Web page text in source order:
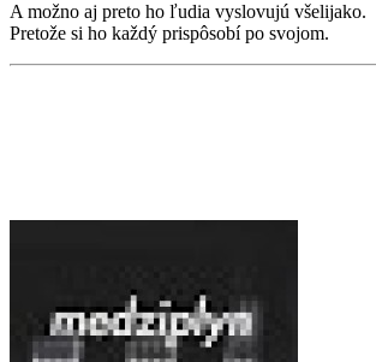
A možno aj preto ho ľudia vyslovujú všelijako.
Pretože si ho každý prispôsobí po svojom.